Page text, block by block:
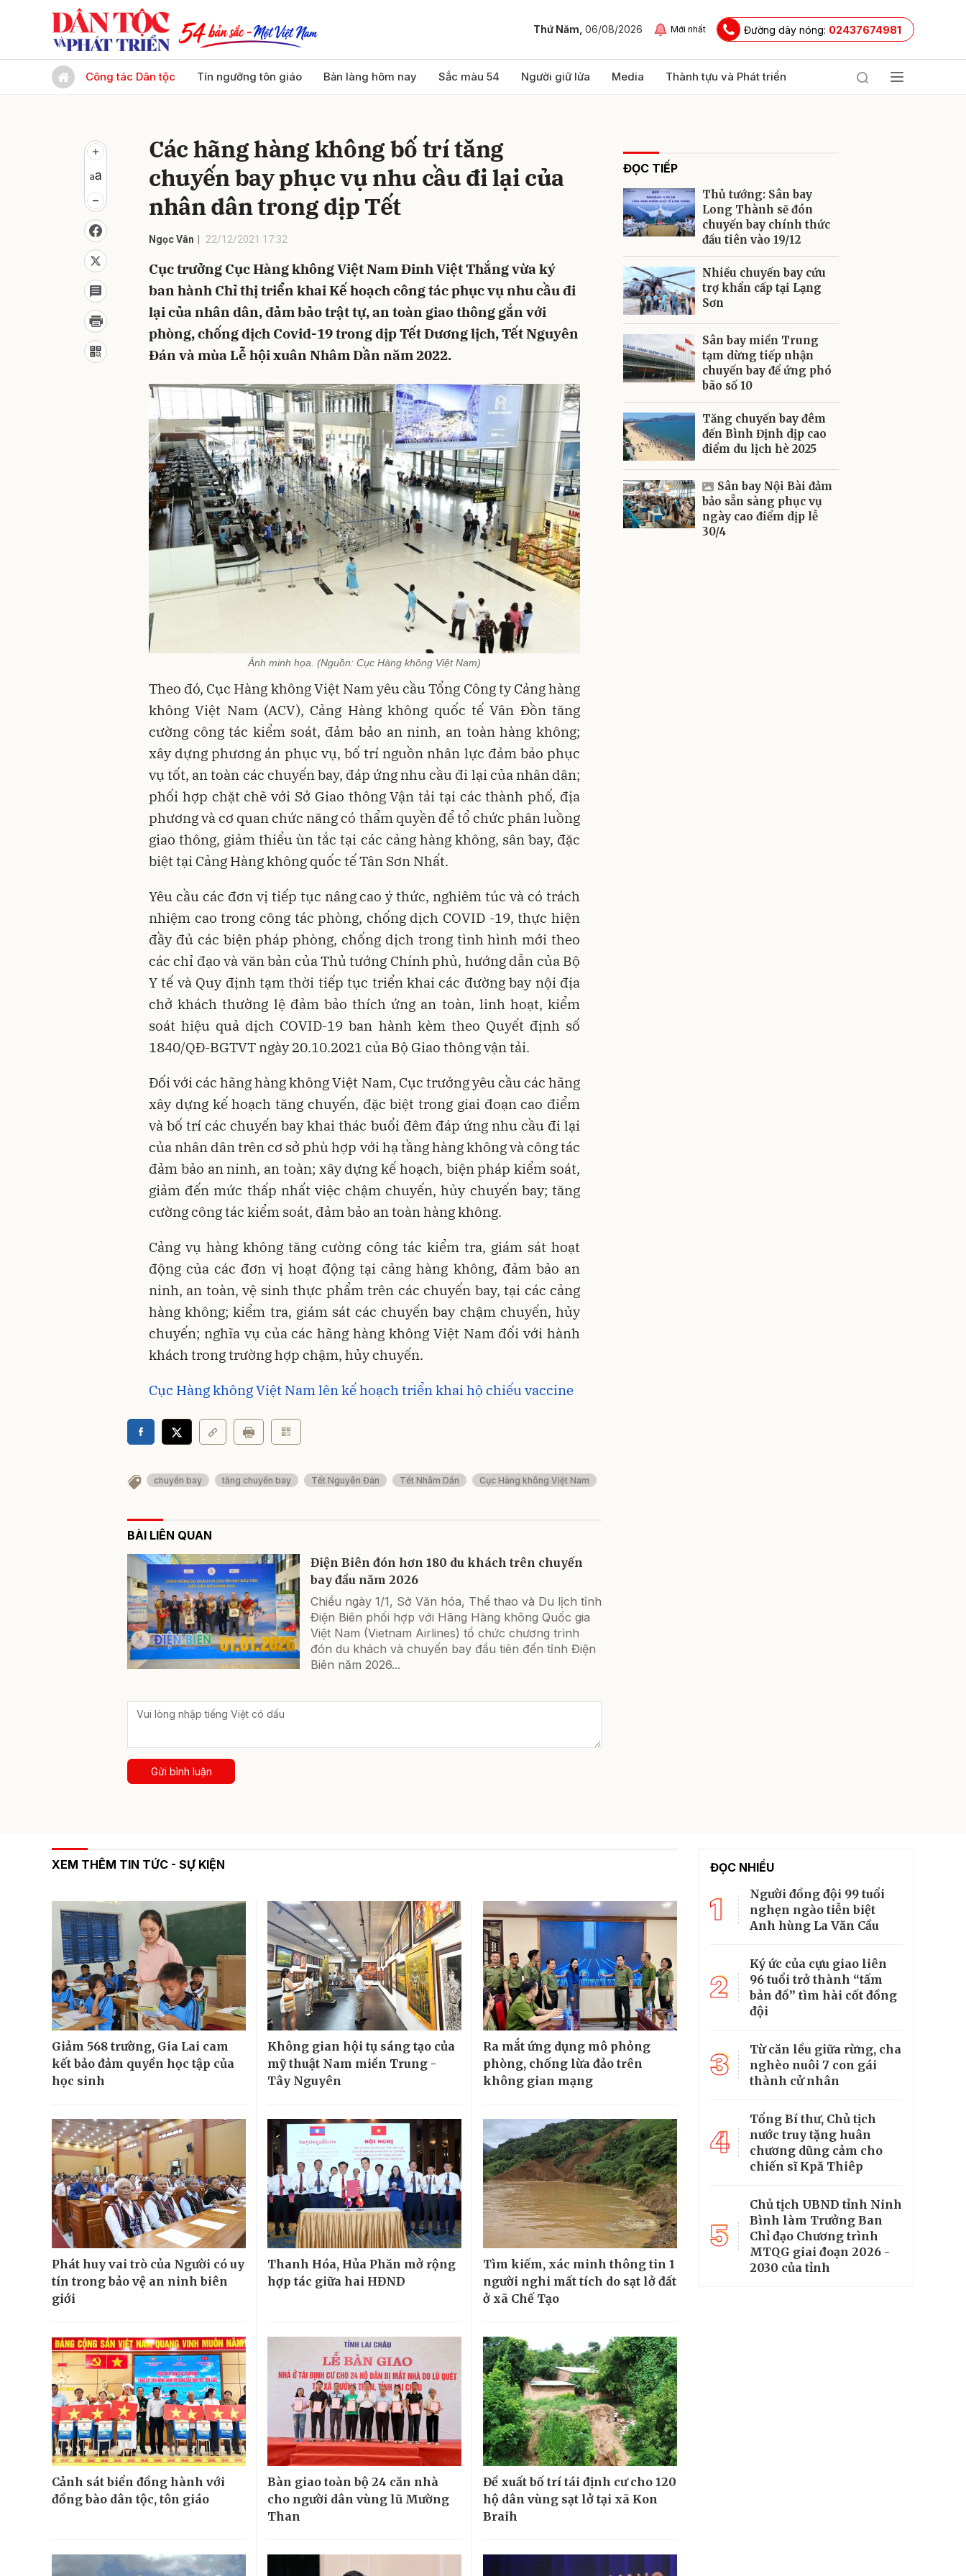
Thứ Năm, 06/08/2026 Mới nhất Đường dây nóng: 02437674981
Công tác Dân tộc Tín ngưỡng tôn giáo Bản làng hôm nay Sắc màu 54 Người giữ lửa Media Thành tựu và Phát triển
Các hãng hàng không bố trí tăng
chuyến bay phục vụ nhu cầu đi lại của
nhân dân trong dịp Tết
Ngọc Vân 22/12/2021 17:32
Cục trưởng Cục Hàng không Việt Nam Đinh Việt Thắng vừa ký
ban hành Chỉ thị triển khai Kế hoạch công tác phục vụ nhu cầu đi
lại của nhân dân, đảm bảo trật tự, an toàn giao thông gắn với
phòng, chống dịch Covid-19 trong dịp Tết Dương lịch, Tết Nguyên
Đán và mùa Lễ hội xuân Nhâm Dần năm 2022.
Ảnh minh họa. (Nguồn: Cục Hàng không Việt Nam)
Theo đó, Cục Hàng không Việt Nam yêu cầu Tổng Công ty Cảng hàng
không Việt Nam (ACV), Cảng Hàng không quốc tế Vân Đồn tăng
cường công tác kiểm soát, đảm bảo an ninh, an toàn hàng không;
xây dựng phương án phục vụ, bố trí nguồn nhân lực đảm bảo phục
vụ tốt, an toàn các chuyến bay, đáp ứng nhu cầu đi lại của nhân dân;
phối hợp chặt chẽ với Sở Giao thông Vận tải tại các thành phố, địa
phương và cơ quan chức năng có thẩm quyền để tổ chức phân luồng
giao thông, giảm thiểu ùn tắc tại các cảng hàng không, sân bay, đặc
biệt tại Cảng Hàng không quốc tế Tân Sơn Nhất.
Yêu cầu các đơn vị tiếp tục nâng cao ý thức, nghiêm túc và có trách
nhiệm cao trong công tác phòng, chống dịch COVID -19, thực hiện
đầy đủ các biện pháp phòng, chống dịch trong tình hình mới theo
các chỉ đạo và văn bản của Thủ tướng Chính phủ, hướng dẫn của Bộ
Y tế và Quy định tạm thời tiếp tục triển khai các đường bay nội địa
chở khách thường lệ đảm bảo thích ứng an toàn, linh hoạt, kiểm
soát hiệu quả dịch COVID-19 ban hành kèm theo Quyết định số
1840/QĐ-BGTVT ngày 20.10.2021 của Bộ Giao thông vận tải.
Đối với các hãng hàng không Việt Nam, Cục trưởng yêu cầu các hãng
xây dựng kế hoạch tăng chuyến, đặc biệt trong giai đoạn cao điểm
và bố trí các chuyến bay khai thác buổi đêm đáp ứng nhu cầu đi lại
của nhân dân trên cơ sở phù hợp với hạ tầng hàng không và công tác
đảm bảo an ninh, an toàn; xây dựng kế hoạch, biện pháp kiểm soát,
giảm đến mức thấp nhất việc chậm chuyến, hủy chuyến bay; tăng
cường công tác kiểm soát, đảm bảo an toàn hàng không.
Cảng vụ hàng không tăng cường công tác kiểm tra, giám sát hoạt
động của các đơn vị hoạt động tại cảng hàng không, đảm bảo an
ninh, an toàn, vệ sinh thực phẩm trên các chuyến bay, tại các cảng
hàng không; kiểm tra, giám sát các chuyến bay chậm chuyến, hủy
chuyến; nghĩa vụ của các hãng hàng không Việt Nam đối với hành
khách trong trường hợp chậm, hủy chuyến.
Cục Hàng không Việt Nam lên kế hoạch triển khai hộ chiếu vaccine
chuyến bay tăng chuyến bay Tết Nguyên Đán Tết Nhâm Dần Cục Hàng không Việt Nam
BÀI LIÊN QUAN
Điện Biên đón hơn 180 du khách trên chuyến
bay đầu năm 2026
Chiều ngày 1/1, Sở Văn hóa, Thể thao và Du lịch tỉnh
Điện Biên phối hợp với Hãng Hàng không Quốc gia
Việt Nam (Vietnam Airlines) tổ chức chương trình
đón du khách và chuyến bay đầu tiên đến tỉnh Điện
Biên năm 2026...
Gửi bình luận
ĐỌC TIẾP
Thủ tướng: Sân bay
Long Thành sẽ đón
chuyến bay chính thức
đầu tiên vào 19/12
Nhiều chuyến bay cứu
trợ khẩn cấp tại Lạng
Sơn
Sân bay miền Trung
tạm dừng tiếp nhận
chuyến bay để ứng phó
bão số 10
Tăng chuyến bay đêm
đến Bình Định dịp cao
điểm du lịch hè 2025
Sân bay Nội Bài đảm
bảo sẵn sàng phục vụ
ngày cao điểm dịp lễ
30/4
XEM THÊM TIN TỨC - SỰ KIỆN
Giảm 568 trường, Gia Lai cam
kết bảo đảm quyền học tập của
học sinh
Không gian hội tụ sáng tạo của
mỹ thuật Nam miền Trung -
Tây Nguyên
Ra mắt ứng dụng mô phỏng
phòng, chống lừa đảo trên
không gian mạng
Phát huy vai trò của Người có uy
tín trong bảo vệ an ninh biên
giới
Thanh Hóa, Hủa Phăn mở rộng
hợp tác giữa hai HĐND
Tìm kiếm, xác minh thông tin 1
người nghi mất tích do sạt lở đất
ở xã Chế Tạo
Cảnh sát biển đồng hành với
đồng bào dân tộc, tôn giáo
Bàn giao toàn bộ 24 căn nhà
cho người dân vùng lũ Mường
Than
Đề xuất bố trí tái định cư cho 120
hộ dân vùng sạt lở tại xã Kon
Braih
ĐỌC NHIỀU
1
Người đồng đội 99 tuổi
nghẹn ngào tiễn biệt
Anh hùng La Văn Cầu
2
Ký ức của cựu giao liên
96 tuổi trở thành “tấm
bản đồ” tìm hài cốt đồng
đội
3
Từ căn lều giữa rừng, cha
nghèo nuôi 7 con gái
thành cử nhân
4
Tổng Bí thư, Chủ tịch
nước truy tặng huân
chương dũng cảm cho
chiến sĩ Kpă Thiêp
5
Chủ tịch UBND tỉnh Ninh
Bình làm Trưởng Ban
Chỉ đạo Chương trình
MTQG giai đoạn 2026 -
2030 của tỉnh
Gửi bình luận
Gửi